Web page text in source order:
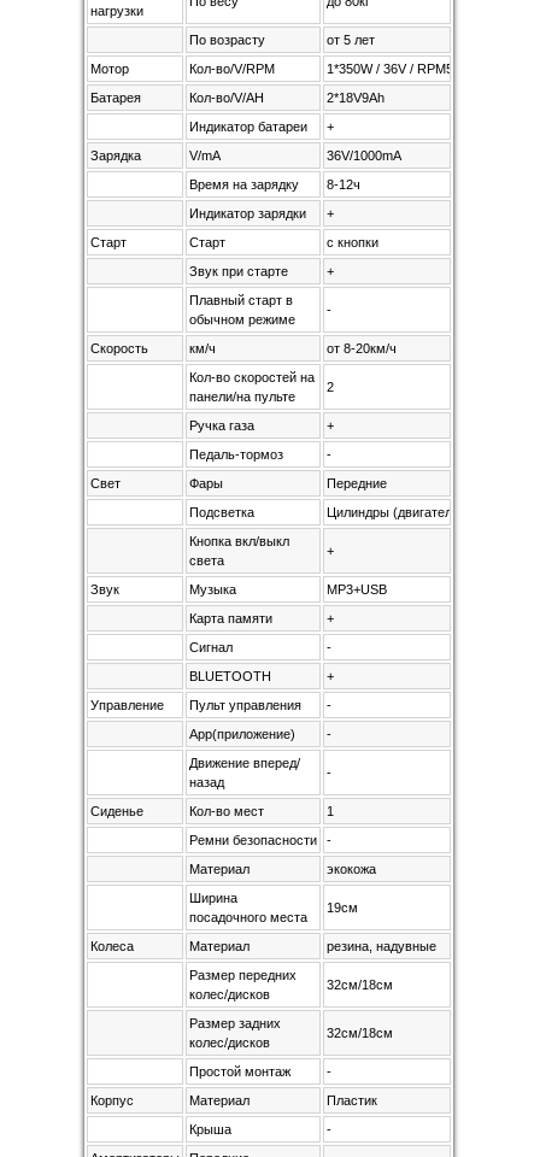
нагрузки
По возрасту
от 5 лет
Мотор
Кол-во/V/RPM
1*350W / 36V / RPM580
Батарея
Кол-во/V/AH
2*18V9Ah
Индикатор батареи
+
Зарядка
V/mA
36V/1000mA
Время на зарядку
8-12ч
Индикатор зарядки
+
Старт
Старт
с кнопки
Звук при старте
+
Плавный старт в
обычном режиме
-
Скорость км/ч
от 8-20км/ч
Кол-во скоростей на
панели/на пульте
2
Ручка газа
+
Педаль-тормоз
-
Свет
Фары
Передние
Подсветка
Цилиндры (двигатель)
Кнопка вкл/выкл
света
+
Звук Музыка
MP3+USB
Карта памяти
+
Сигнал
-
BLUETOOTH
+
Управление
Пульт управления
-
App(приложение)
-
Движение вперед/
назад
-
Сиденье Кол-во мест
1
Ремни безопасности
-
Материал
экокожа
Ширина
посадочного места
19см
Колеса Материал
резина, надувные
Размер передних
колес/дисков
32см/18см
Размер задних
колес/дисков
32см/18см
Простой монтаж
-
Корпус
Материал
Пластик
Крыша
-